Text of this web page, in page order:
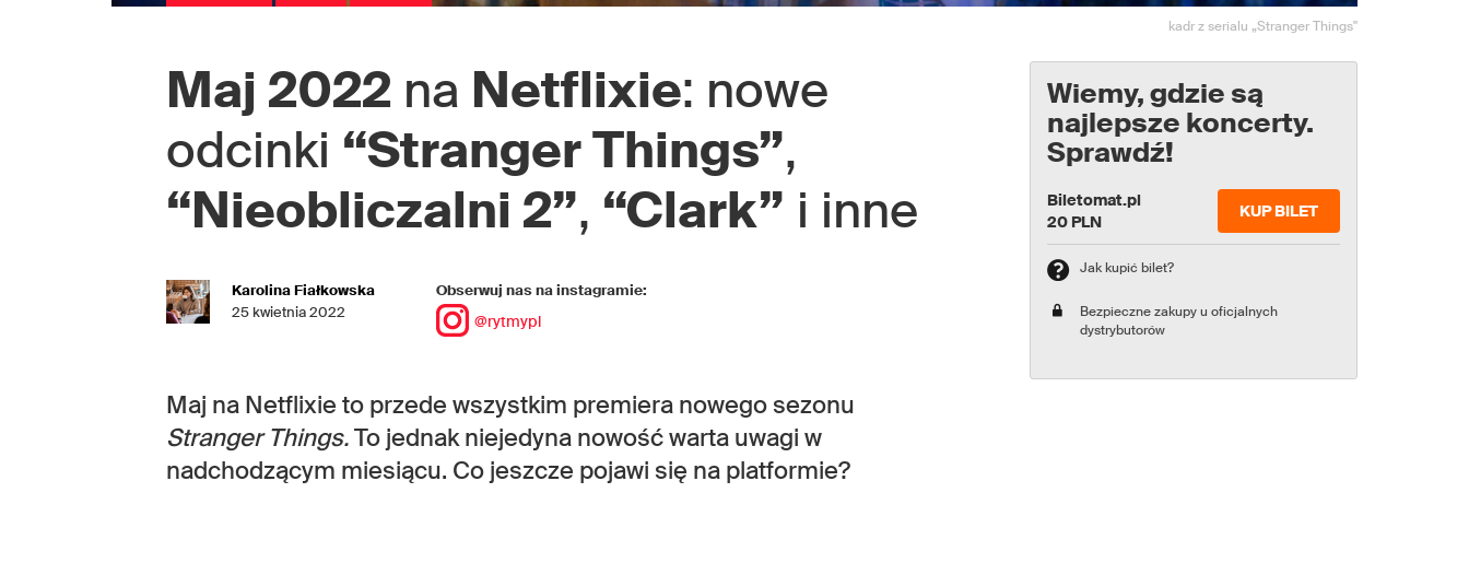
kadr z serialu „Stranger Things"
Maj 2022 na Netflixie: nowe
odcinki “Stranger Things”,
“Nieobliczalni 2”, “Clark” i inne
Karolina Fiałkowska
25 kwietnia 2022
Obserwuj nas na instagramie:
@rytmypl
Maj na Netflixie to przede wszystkim premiera nowego sezonu
Stranger Things.To jednak niejedyna nowość warta uwagi w
nadchodzącym miesiącu. Co jeszcze pojawi się na platformie?
Wiemy, gdzie są
najlepsze koncerty.
Sprawdź!
Biletomat.pl
20 PLN
KUP BILET
Jak kupić bilet?
Bezpieczne zakupy u oficjalnych
dystrybutorów